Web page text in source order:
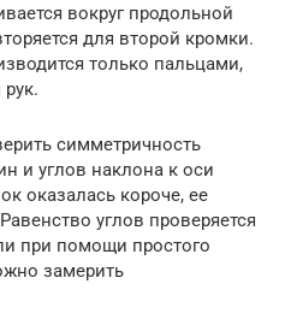
вокруг продольной
для второй кромки.
только пальцами,
симметричность
и углов наклона к оси
оказалась короче, ее
углов проверяется
при помощи простого
замерить